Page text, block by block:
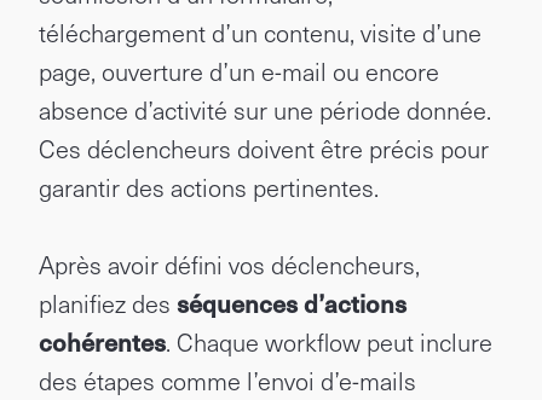
téléchargement d’un contenu, visite d’une
page, ouverture d’un e-mail ou encore
absence d’activité sur une période donnée.
Ces déclencheurs doivent être précis pour
garantir des actions pertinentes.
Après avoir défini vos déclencheurs,
planifiez des séquences d’actions
cohérentes. Chaque workflow peut inclure
des étapes comme l’envoi d’e-mails